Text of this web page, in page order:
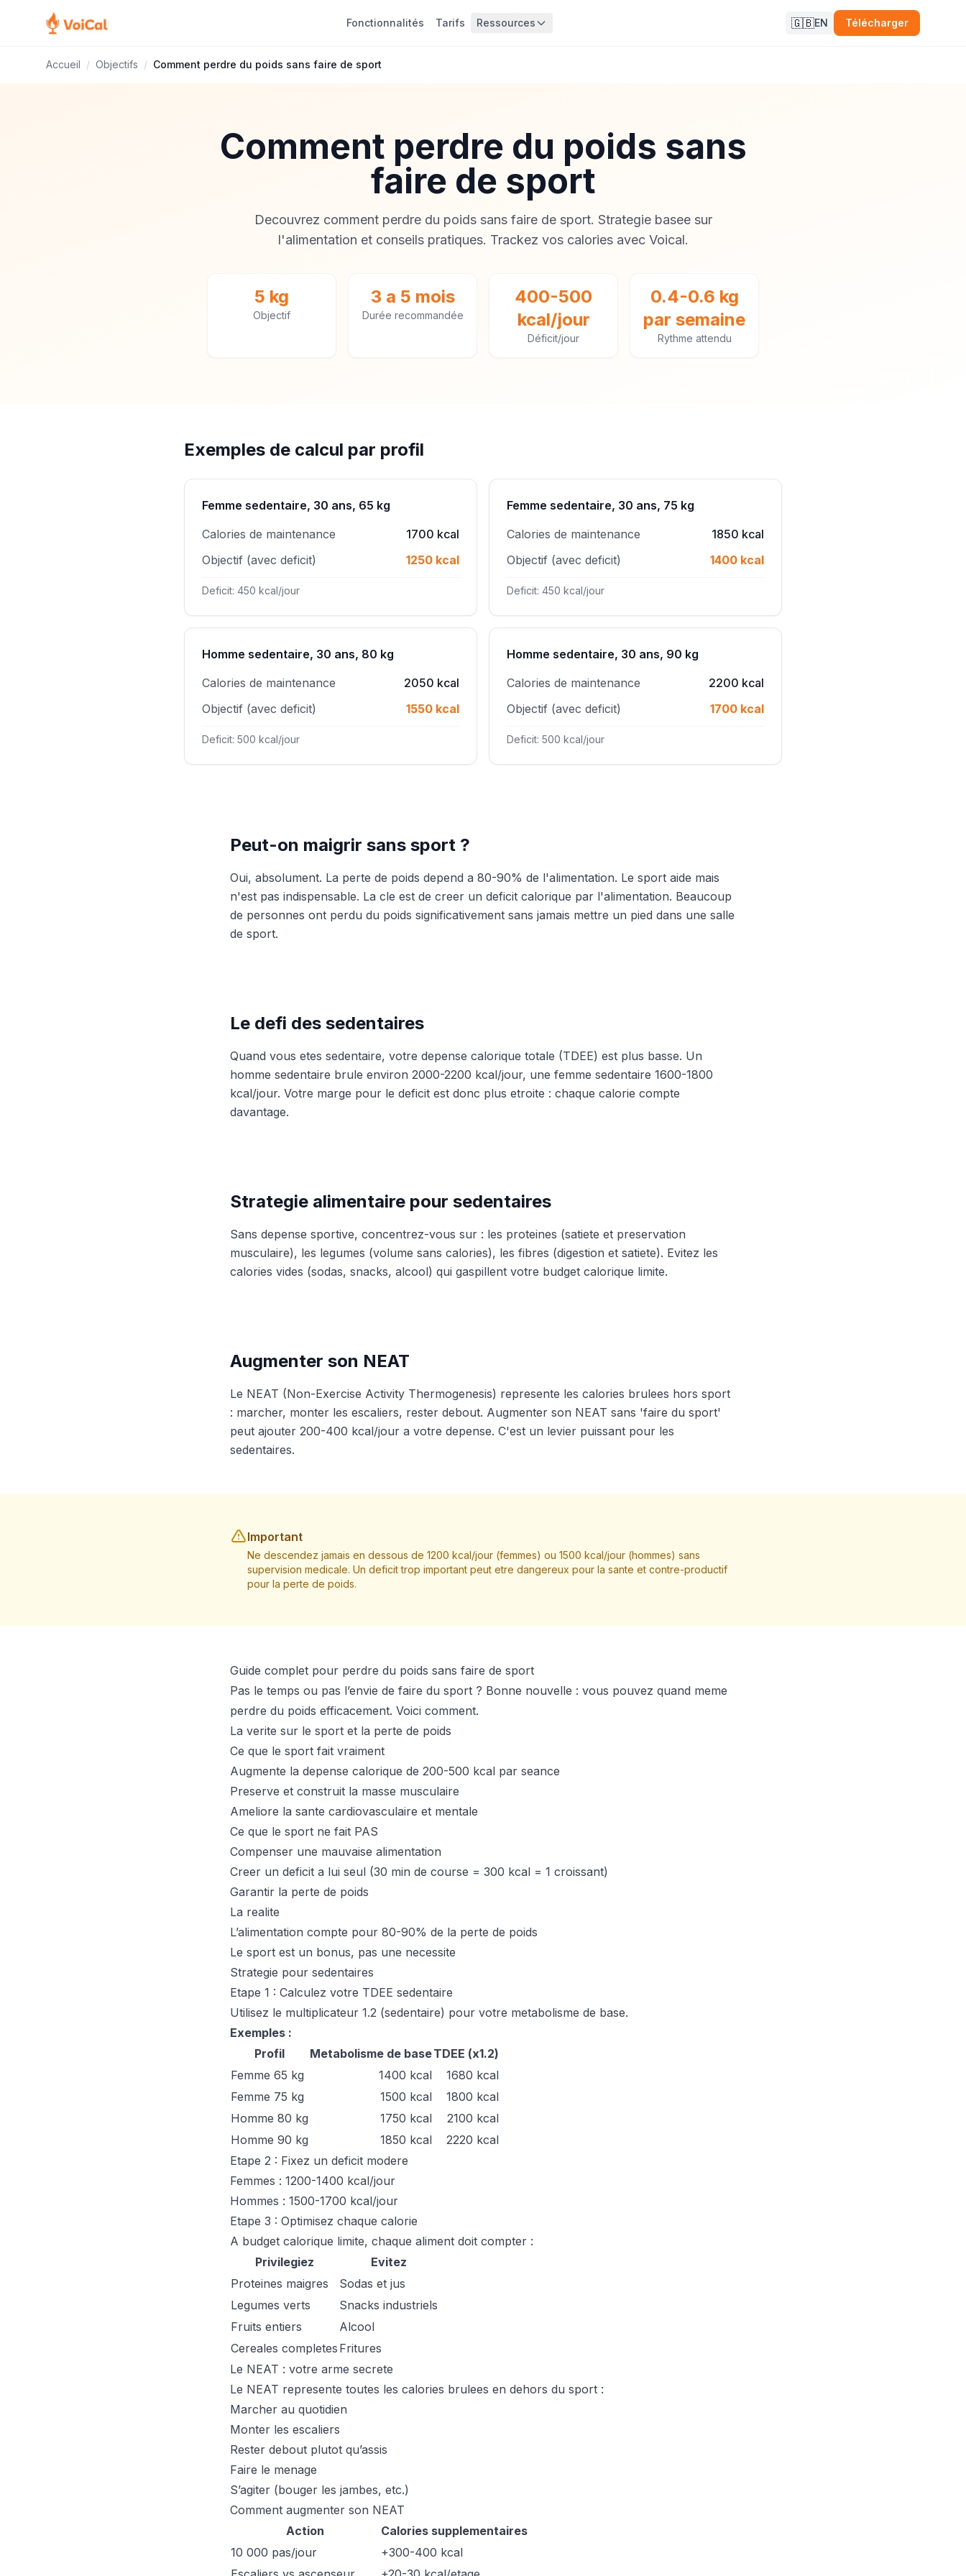
Fonctionnalités Tarifs Ressources 🇬🇧EN Télécharger
Accueil / Objectifs / Comment perdre du poids sans faire de sport
Comment perdre du poids sans
faire de sport
Decouvrez comment perdre du poids sans faire de sport. Strategie basee sur
l'alimentation et conseils pratiques. Trackez vos calories avec Voical.
5 kg
Objectif
3 a 5 mois
Durée recommandée
400-500
kcal/jour
Déficit/jour
0.4-0.6 kg
par semaine
Rythme attendu
Exemples de calcul par profil
Femme sedentaire, 30 ans, 65 kg
Calories de maintenance
1700 kcal
Objectif (avec deficit)
1250 kcal
Deficit: 450 kcal/jour
Femme sedentaire, 30 ans, 75 kg
Calories de maintenance
1850 kcal
Objectif (avec deficit)
1400 kcal
Deficit: 450 kcal/jour
Homme sedentaire, 30 ans, 80 kg
Calories de maintenance
2050 kcal
Objectif (avec deficit)
1550 kcal
Deficit: 500 kcal/jour
Homme sedentaire, 30 ans, 90 kg
Calories de maintenance
2200 kcal
Objectif (avec deficit)
1700 kcal
Deficit: 500 kcal/jour
Peut-on maigrir sans sport ?
Oui, absolument. La perte de poids depend a 80-90% de l'alimentation. Le sport aide mais
n'est pas indispensable. La cle est de creer un deficit calorique par l'alimentation. Beaucoup
de personnes ont perdu du poids significativement sans jamais mettre un pied dans une salle
de sport.
Le defi des sedentaires
Quand vous etes sedentaire, votre depense calorique totale (TDEE) est plus basse. Un
homme sedentaire brule environ 2000-2200 kcal/jour, une femme sedentaire 1600-1800
kcal/jour. Votre marge pour le deficit est donc plus etroite : chaque calorie compte
davantage.
Strategie alimentaire pour sedentaires
Sans depense sportive, concentrez-vous sur : les proteines (satiete et preservation
musculaire), les legumes (volume sans calories), les fibres (digestion et satiete). Evitez les
calories vides (sodas, snacks, alcool) qui gaspillent votre budget calorique limite.
Augmenter son NEAT
Le NEAT (Non-Exercise Activity Thermogenesis) represente les calories brulees hors sport
: marcher, monter les escaliers, rester debout. Augmenter son NEAT sans 'faire du sport'
peut ajouter 200-400 kcal/jour a votre depense. C'est un levier puissant pour les
sedentaires.
Important
Ne descendez jamais en dessous de 1200 kcal/jour (femmes) ou 1500 kcal/jour (hommes) sans
supervision medicale. Un deficit trop important peut etre dangereux pour la sante et contre-productif
pour la perte de poids.
Guide complet pour perdre du poids sans faire de sport
Pas le temps ou pas l’envie de faire du sport ? Bonne nouvelle : vous pouvez quand meme
perdre du poids efficacement. Voici comment.
La verite sur le sport et la perte de poids
Ce que le sport fait vraiment
Augmente la depense calorique de 200-500 kcal par seance
Preserve et construit la masse musculaire
Ameliore la sante cardiovasculaire et mentale
Ce que le sport ne fait PAS
Compenser une mauvaise alimentation
Creer un deficit a lui seul (30 min de course = 300 kcal = 1 croissant)
Garantir la perte de poids
La realite
L’alimentation compte pour 80-90% de la perte de poids
Le sport est un bonus, pas une necessite
Strategie pour sedentaires
Etape 1 : Calculez votre TDEE sedentaire
Utilisez le multiplicateur 1.2 (sedentaire) pour votre metabolisme de base.
Exemples :
Profil
Metabolisme de baseTDEE (x1.2)
Femme 65 kg
1400 kcal
1680 kcal
Femme 75 kg
1500 kcal
1800 kcal
Homme 80 kg
1750 kcal
2100 kcal
Homme 90 kg
1850 kcal
2220 kcal
Etape 2 : Fixez un deficit modere
Femmes : 1200-1400 kcal/jour
Hommes : 1500-1700 kcal/jour
Etape 3 : Optimisez chaque calorie
A budget calorique limite, chaque aliment doit compter :
Privilegiez
Evitez
Proteines maigres
Sodas et jus
Legumes verts
Snacks industriels
Fruits entiers
Alcool
Cereales completes Fritures
Le NEAT : votre arme secrete
Le NEAT represente toutes les calories brulees en dehors du sport :
Marcher au quotidien
Monter les escaliers
Rester debout plutot qu’assis
Faire le menage
S’agiter (bouger les jambes, etc.)
Comment augmenter son NEAT
Action
Calories supplementaires
10 000 pas/jour
+300-400 kcal